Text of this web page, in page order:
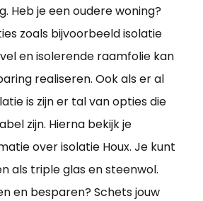
Heb je een oudere woning?
zoals bijvoorbeeld isolatie
en isolerende raamfolie kan
realiseren. Ook als er al
is zijn er tal van opties die
zijn. Hierna bekijk je
over isolatie Houx. Je kunt
als triple glas en steenwol.
en besparen? Schets jouw